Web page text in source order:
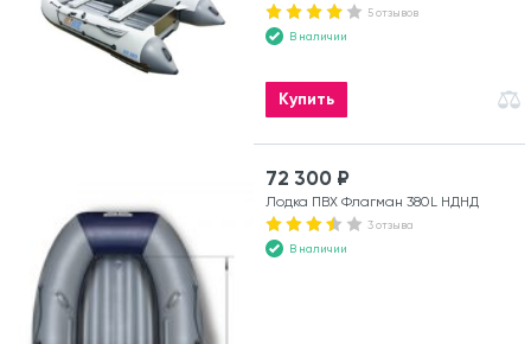
5 отзывов
В наличии
Купить
72 300 ₽
Лодка ПВХ Флагман 380L НДНД
3 отзыва
В наличии